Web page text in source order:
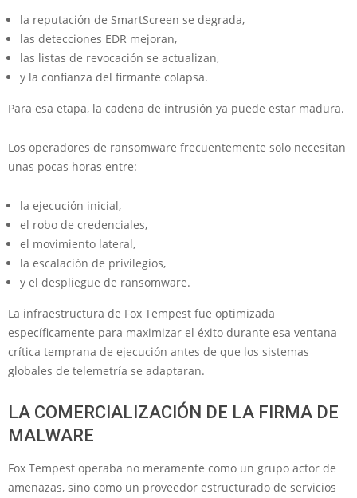
la reputación de SmartScreen se degrada,
las detecciones EDR mejoran,
las listas de revocación se actualizan,
y la confianza del firmante colapsa.
Para esa etapa, la cadena de intrusión ya puede estar madura.
Los operadores de ransomware frecuentemente solo necesitan
unas pocas horas entre:
la ejecución inicial,
el robo de credenciales,
el movimiento lateral,
la escalación de privilegios,
y el despliegue de ransomware.
La infraestructura de Fox Tempest fue optimizada
específicamente para maximizar el éxito durante esa ventana
crítica temprana de ejecución antes de que los sistemas
globales de telemetría se adaptaran.
LA COMERCIALIZACIÓN DE LA FIRMA DE
MALWARE
Fox Tempest operaba no meramente como un grupo actor de
amenazas, sino como un proveedor estructurado de servicios